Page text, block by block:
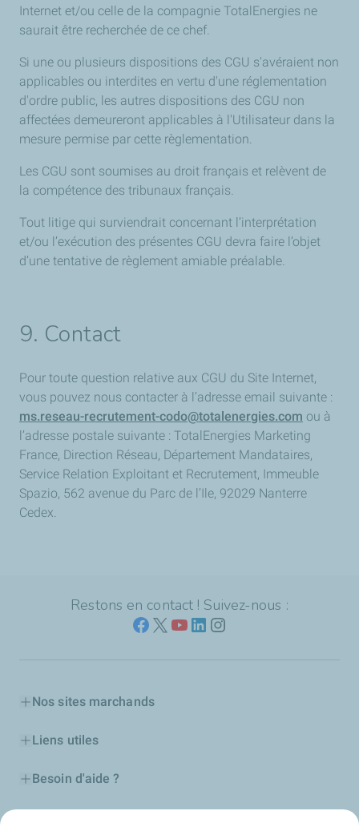
Internet et/ou celle de la compagnie TotalEnergies ne
saurait être recherchée de ce chef.
Si une ou plusieurs dispositions des CGU s'avéraient non
applicables ou interdites en vertu d'une réglementation
d'ordre public, les autres dispositions des CGU non
affectées demeureront applicables à l'Utilisateur dans la
mesure permise par cette règlementation.
Les CGU sont soumises au droit français et relèvent de
la compétence des tribunaux français.
Tout litige qui surviendrait concernant l’interprétation
et/ou l’exécution des présentes CGU devra faire l’objet
d’une tentative de règlement amiable préalable.
9. Contact
Pour toute question relative aux CGU du Site Internet,
vous pouvez nous contacter à l’adresse email suivante :
ms.reseau-recrutement-codo@totalenergies.com ou à
l’adresse postale suivante : TotalEnergies Marketing
France, Direction Réseau, Département Mandataires,
Service Relation Exploitant et Recrutement, Immeuble
Spazio, 562 avenue du Parc de l’Ile, 92029 Nanterre
Cedex.
Restons en contact ! Suivez-nous :
Nos sites marchands
Liens utiles
Besoin d'aide ?